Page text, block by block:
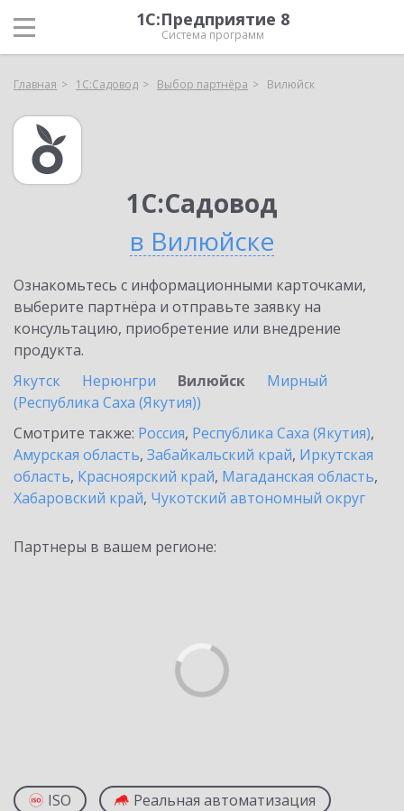
1С:Предприятие 8
Система программ
Главная 1С:Садовод Выбор партнёра Вилюйск
1С:Садовод
в Вилюйске
Ознакомьтесь с информационными карточками,
выберите партнёра и отправьте заявку на
консультацию, приобретение или внедрение
продукта.
Якутск
Нерюнгри Вилюйск
Мирный
(Республика Саха (Якутия))
Смотрите также: Россия, Республика Саха (Якутия),
Амурская область, Забайкальский край, Иркутская
область, Красноярский край, Магаданская область,
Хабаровский край, Чукотский автономный округ
Партнеры в вашем регионе:
ISO Реальная автоматизация